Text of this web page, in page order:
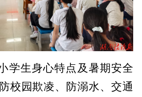
学生身心特点及暑期安全
校园欺凌、防溺水、交通